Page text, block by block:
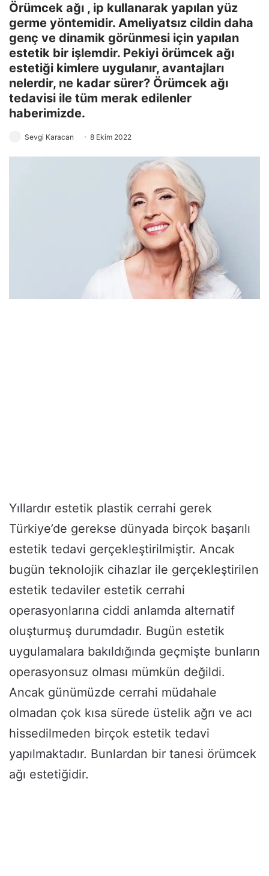
Örümcek ağı , ip kullanarak yapılan yüz
germe yöntemidir. Ameliyatsız cildin daha
genç ve dinamik görünmesi için yapılan
estetik bir işlemdir. Pekiyi örümcek ağı
estetiği kimlere uygulanır, avantajları
nelerdir, ne kadar sürer? Örümcek ağı
tedavisi ile tüm merak edilenler
haberimizde.
Sevgi Karacan 8 Ekim 2022
Yıllardır estetik plastik cerrahi gerek
Türkiye’de gerekse dünyada birçok başarılı
estetik tedavi gerçekleştirilmiştir. Ancak
bugün teknolojik cihazlar ile gerçekleştirilen
estetik tedaviler estetik cerrahi
operasyonlarına ciddi anlamda alternatif
oluşturmuş durumdadır. Bugün estetik
uygulamalara bakıldığında geçmişte bunların
operasyonsuz olması mümkün değildi.
Ancak günümüzde cerrahi müdahale
olmadan çok kısa sürede üstelik ağrı ve acı
hissedilmeden birçok estetik tedavi
yapılmaktadır. Bunlardan bir tanesi örümcek
ağı estetiğidir.